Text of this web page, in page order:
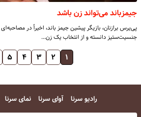
جیمزباند می‌تواند زن باشد
پی‌یرس برازنان، بازیگر پیشین جیمز باند، اخیراً در
جنسیت‌ستیز دانسته و از انتخاب یک زن…
۱ ۲ ۳ ۴ ۵
رادیو سرنا آوای سرنا نمای سرنا